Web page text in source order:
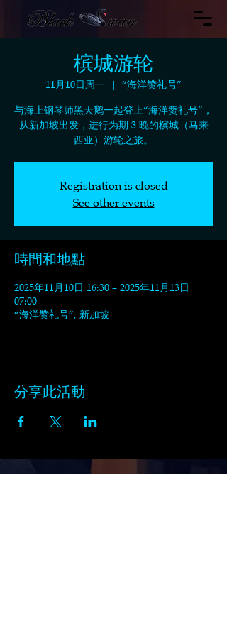
槟城游轮
11月10日周一
  |
“海洋赞礼号”
与海上钢琴师黑天鹅一起登上“海洋赞礼号”，
从新加坡出发，进行为期 3 晚的槟城（马来
西亚）游轮之旅。
Registration is closed
See other events
時間和地點
2025年11月10日 16:30 – 2025年11月13日
07:00
“海洋赞礼号”, 新加坡
分享此活動